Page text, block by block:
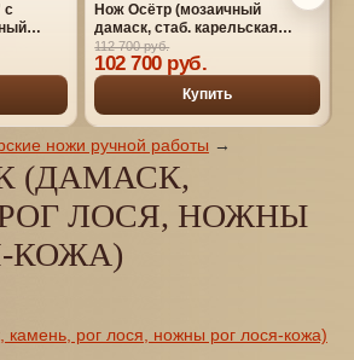
с
Нож Осётр (мозаичный
дамаск, стаб. карельская
береза, инкрустация, литье
Паутина дамаск, подставка
черный граб)
112 700 руб.
102 700 руб.
Купить
ножи ручной работы →
(ДАМАСК,
ЛОСЯ, НОЖНЫ
КОЖА)